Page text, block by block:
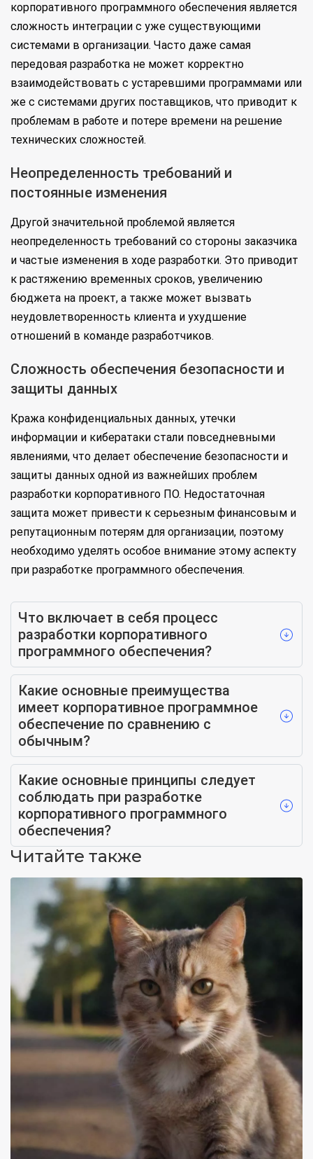
корпоративного программного обеспечения является
сложность интеграции с уже существующими
системами в организации. Часто даже самая
передовая разработка не может корректно
взаимодействовать с устаревшими программами или
же с системами других поставщиков, что приводит к
проблемам в работе и потере времени на решение
технических сложностей.
Неопределенность требований и
постоянные изменения
Другой значительной проблемой является
неопределенность требований со стороны заказчика
и частые изменения в ходе разработки. Это приводит
к растяжению временных сроков, увеличению
бюджета на проект, а также может вызвать
неудовлетворенность клиента и ухудшение
отношений в команде разработчиков.
Сложность обеспечения безопасности и
защиты данных
Кража конфиденциальных данных, утечки
информации и кибератаки стали повседневными
явлениями, что делает обеспечение безопасности и
защиты данных одной из важнейших проблем
разработки корпоративного ПО. Недостаточная
защита может привести к серьезным финансовым и
репутационным потерям для организации, поэтому
необходимо уделять особое внимание этому аспекту
при разработке программного обеспечения.
Что включает в себя процесс
разработки корпоративного
программного обеспечения?
Какие основные преимущества
имеет корпоративное программное
обеспечение по сравнению с
обычным?
Какие основные принципы следует
соблюдать при разработке
корпоративного программного
обеспечения?
Читайте также